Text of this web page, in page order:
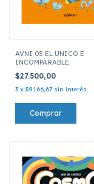
AVNI 05 EL UNICO E
INCOMPARABLE
$27.500,00
3 x $9.166,67 sin interés